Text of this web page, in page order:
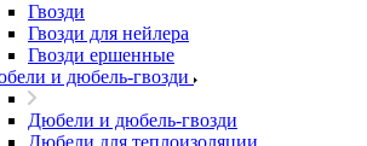
Гвозди
Гвозди для нейлера
Гвозди ершенные
и дюбель-гвозди
Дюбели и дюбель-гвозди
Дюбели для теплоизоляции